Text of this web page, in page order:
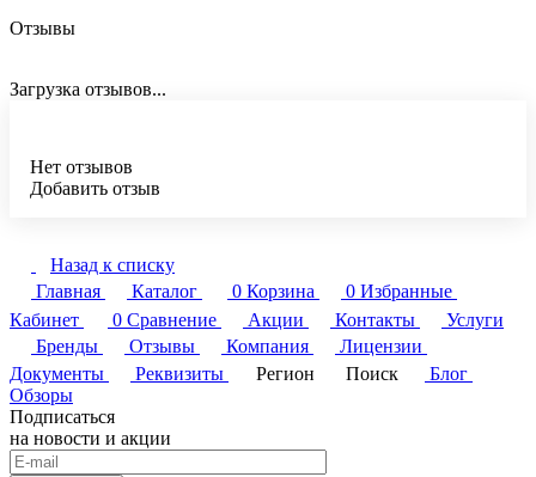
Отзывы
Загрузка отзывов...
Нет отзывов
Добавить отзыв
Назад к списку
Главная
Каталог 0 Корзина 0 Избранные
Кабинет
0 Сравнение Акции Контакты
Услуги
Бренды
Отзывы Компания
Лицензии
Документы
Реквизиты Регион Поиск
Блог
Обзоры
Подписаться
на новости и акции